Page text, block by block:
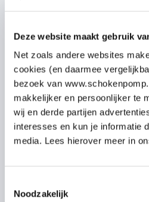
Deze website maakt gebruik
Net zoals andere websites
cookies (en daarmee
bezoek van
makkelijker en persoonlijker te
wij en derde partijen
interesses en kun je informatie
media. Lees hierover meer in
Noodzakelijk
om gegevens te
verkoopstrategieën te
Flexibiliteit,
vermogen om te gedijen
veranderende start-up
Een bewezen
werken en beslissingen
resultaatgerichte